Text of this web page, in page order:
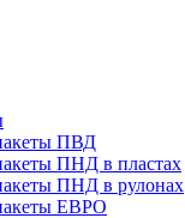
ПВД
ПНД в пластах
ПНД в рулонах
ЕВРО